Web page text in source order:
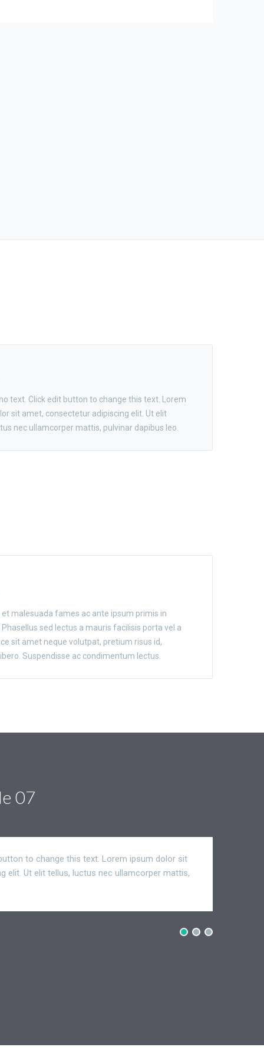
text. Click edit button to change this text. Lorem
sit amet, consectetur adipiscing elit. Ut elit
nec ullamcorper mattis, pulvinar dapibus leo.
et malesuada fames ac ante ipsum primis in
sed lectus a mauris facilisis porta vel a
sit amet neque volutpat, pretium risus id,
Suspendisse ac condimentum lectus.
edit button to change this text. Lorem ipsum
adipiscing elit. Ut elit tellus, luctus nec
07
to change this text. Lorem ipsum dolor sit
elit. Ut elit tellus, luctus nec ullamcorper mattis,